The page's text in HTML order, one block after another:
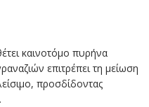
καινοτόμο πυρήνα
επιτρέπει τη μείωση
προσδίδοντας